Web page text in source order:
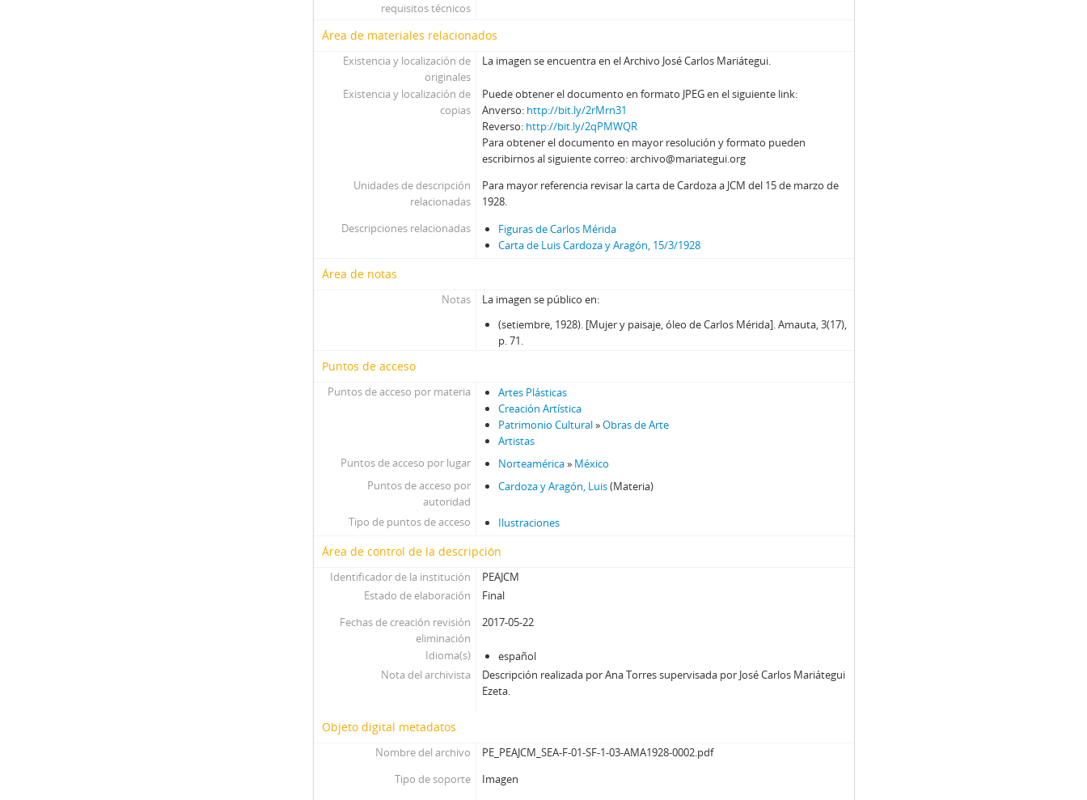
requisitos técnicos
Área de materiales relacionados
Existencia y localización de
originales
La imagen se encuentra en el Archivo José Carlos Mariátegui.
Existencia y localización de
copias
Puede obtener el documento en formato JPEG en el siguiente link:
Anverso: http://bit.ly/2rMrn31
Reverso: http://bit.ly/2qPMWQR
Para obtener el documento en mayor resolución y formato pueden
escribirnos al siguiente correo: archivo@mariategui.org
Unidades de descripción
relacionadas
Para mayor referencia revisar la carta de Cardoza a JCM del 15 de marzo de
1928.
Descripciones relacionadas
Figuras de Carlos Mérida
Carta de Luis Cardoza y Aragón, 15/3/1928
Área de notas
Notas
La imagen se público en:
(setiembre, 1928). [Mujer y paisaje, óleo de Carlos Mérida]. Amauta, 3(17),
p. 71.
Puntos de acceso
Puntos de acceso por materia
Artes Plásticas
Creación Artística
Patrimonio Cultural»Obras de Arte
Artistas
Puntos de acceso por lugar
Norteamérica» México
Puntos de acceso por
autoridad
Cardoza y Aragón, Luis(Materia)
Tipo de puntos de acceso Ilustraciones
Área de control de la descripción
Identificador de la institución
PEAJCM
Estado de elaboración
Final
Fechas de creación revisión
eliminación
2017-05-22
Idioma(s)
español
Nota del archivista
Descripción realizada por Ana Torres supervisada por José Carlos Mariátegui
Ezeta.
Objeto digital metadatos
Nombre del archivo
PE_PEAJCM_SEA-F-01-SF-1-03-AMA1928-0002.pdf
Tipo de soporte
Imagen